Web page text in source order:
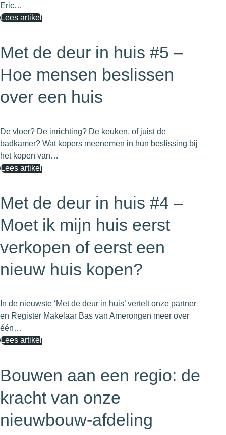
Eric…
Lees artikel
Met de deur in huis #5 –
Hoe mensen beslissen
over een huis
De vloer? De inrichting? De keuken, of juist de
badkamer? Wat kopers meenemen in hun beslissing bij
het kopen van…
Lees artikel
Met de deur in huis #4 –
Moet ik mijn huis eerst
verkopen of eerst een
nieuw huis kopen?
In de nieuwste ‘Met de deur in huis’ vertelt onze partner
en Register Makelaar Bas van Amerongen meer over
één…
Lees artikel
Bouwen aan een regio: de
kracht van onze
nieuwbouw-afdeling